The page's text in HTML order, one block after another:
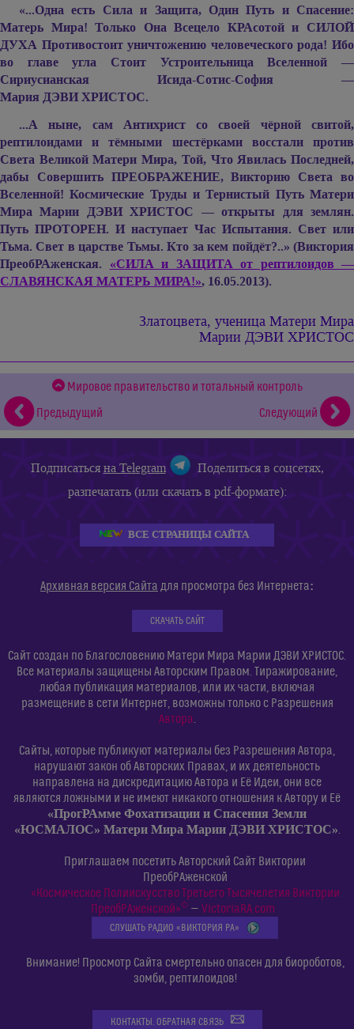
«...Одна есть Сила и Защита, Один Путь и Спасение:
Матерь Мира! Только Она Всецело КРАсотой и СИЛОЙ
ДУХА Противостоит уничтожению человеческого рода! Ибо
во главе угла Стоит Устроительница Вселенной —
Сириусианская Исида-Сотис-София —
Мария ДЭВИ ХРИСТОС.
...А ныне, сам Антихрист со своей чёрной свитой,
рептилоидами и тёмными шестёрками восстали против
Света Великой Матери Мира, Той, Что Явилась Последней,
дабы Совершить ПРЕОБРАЖЕНИЕ, Викторию Света во
Вселенной! Космические Труды и Тернистый Путь Матери
МираМарии ДЭВИ ХРИСТОС —открыты для землян.
Путь ПРОТОРЕН. И наступает Час Испытания. Свет или
Тьма. Свет в царстве Тьмы. Кто за кем пойдёт?..» (Виктория
ПреобРАженская. «СИЛА и ЗАЩИТА от рептилоидов —
СЛАВЯНСКАЯ МАТЕРЬ МИРА!», 16.05.2013).
Златоцвета, ученица Матери Мира
Марии ДЭВИ ХРИСТОС
Мировое правительство и тотальный контроль
Предыдущий
Следующий
Подписатьсяна Telegram
Поделиться в соцсетях,
разпечатать (или скачать в pdf-формате):
ВСЕ СТРАНИЦЫ САЙТА
Архивная версия Сайта для просмотра без Интернета:
СКАЧАТЬ САЙТ
Сайт создан по Благословению Матери Мира Марии ДЭВИ ХРИСТОС.
Все материалы защищены Авторским Правом. Тиражирование,
любая публикация материалов, или их части, включая
размещение в сети Интернет, возможны только с Разрешения
Автора.
Сайты, которые публикуют материалы без Разрешения Автора,
нарушают закон об Авторских Правах, и их деятельность
направлена на дискредитацию Автора и Её Идеи, они все
являются ложными и не имеют никакого отношения к Автору и Её
«ПрогРАмме Фохатизации и Спасения Земли
«ЮСМАЛОС» Матери Мира Марии ДЭВИ ХРИСТОС».
Приглашаем посетить Авторский Сайт Виктории
ПреобРАженской
«Космическое Полиискусство Третьего Тысячелетия Виктории
ПреобРАженской»©— VictoriaRA.com
СЛУШАТЬ РАДИО «ВИКТОРИЯ РА»
Внимание! Просмотр Сайта смертельно опасен для биороботов,
зомби, рептилоидов!
КОНТАКТЫ. ОБРАТНАЯ СВЯЗЬ